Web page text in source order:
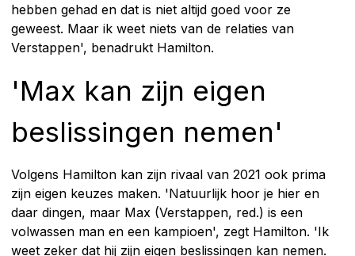
hebben gehad en dat is niet altijd goed voor ze
geweest. Maar ik weet niets van de relaties van
Verstappen', benadrukt Hamilton.
'Max kan zijn eigen
beslissingen nemen'
Volgens Hamilton kan zijn rivaal van 2021 ook prima
zijn eigen keuzes maken. 'Natuurlijk hoor je hier en
daar dingen, maar Max (Verstappen, red.) is een
volwassen man en een kampioen', zegt Hamilton. 'Ik
weet zeker dat hij zijn eigen beslissingen kan nemen.